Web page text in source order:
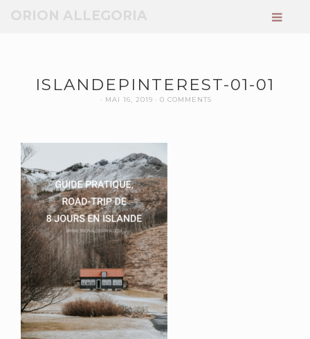
ORION ALLEGORIA
ISLANDEPINTEREST-01-01
MAI 16, 2019 0 COMMENTS